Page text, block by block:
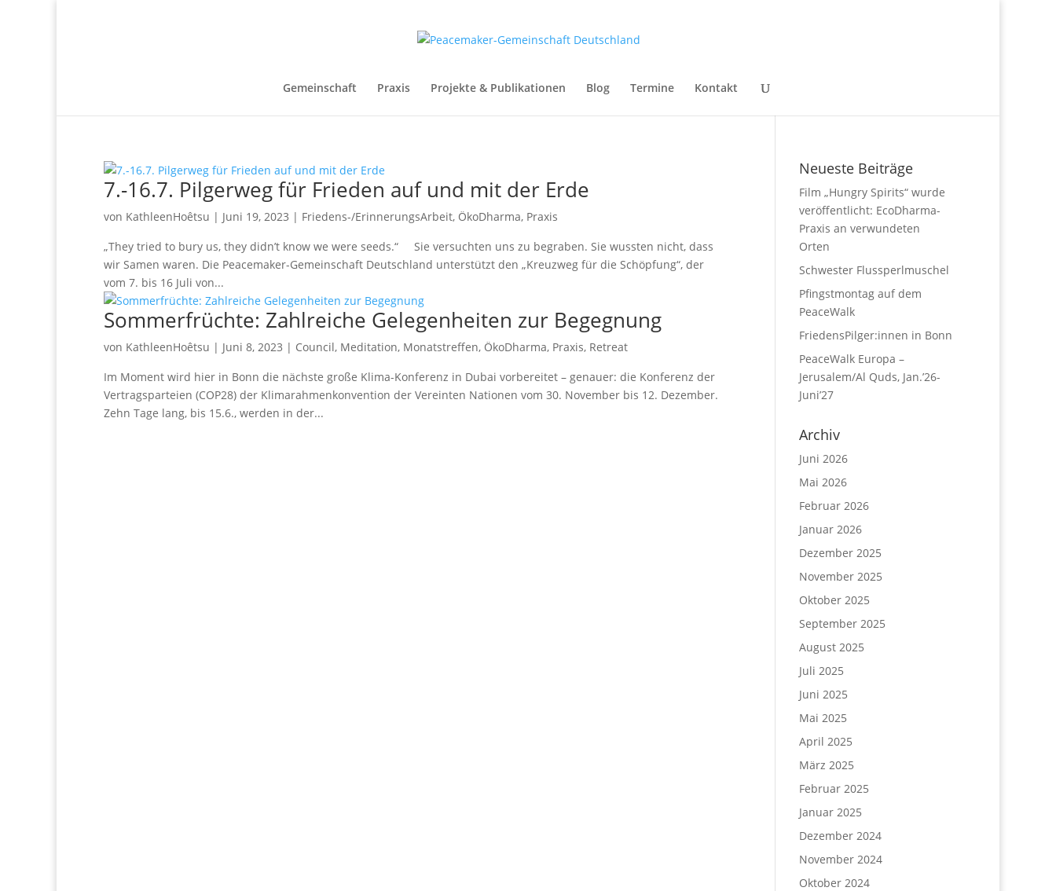
Gemeinschaft Praxis Projekte & Publikationen Blog Termine Kontakt
7.-16.7. Pilgerweg für Frieden auf und mit der Erde
von KathleenHoêtsu | Juni 19, 2023 | Friedens-/ErinnerungsArbeit, ÖkoDharma, Praxis
„They tried to bury us, they didn’t know we were seeds.“ Sie versuchten uns zu begraben. Sie wussten nicht, dass
wir Samen waren. Die Peacemaker-Gemeinschaft Deutschland unterstützt den „Kreuzweg für die Schöpfung“, der
vom 7. bis 16 Juli von...
Sommerfrüchte: Zahlreiche Gelegenheiten zur Begegnung
von KathleenHoêtsu | Juni 8, 2023 | Council, Meditation, Monatstreffen, ÖkoDharma, Praxis, Retreat
Im Moment wird hier in Bonn die nächste große Klima-Konferenz in Dubai vorbereitet – genauer: die Konferenz der
Vertragsparteien (COP28) der Klimarahmenkonvention der Vereinten Nationen vom 30. November bis 12. Dezember.
Zehn Tage lang, bis 15.6., werden in der...
Neueste Beiträge
Film „Hungry Spirits“ wurde
veröffentlicht: EcoDharma-
Praxis an verwundeten
Orten
Schwester Flussperlmuschel
Pfingstmontag auf dem
PeaceWalk
FriedensPilger:innen in Bonn
PeaceWalk Europa –
Jerusalem/Al Quds, Jan.’26-
Juni’27
Archiv
Juni 2026
Mai 2026
Februar 2026
Januar 2026
Dezember 2025
November 2025
Oktober 2025
September 2025
August 2025
Juli 2025
Juni 2025
Mai 2025
April 2025
März 2025
Februar 2025
Januar 2025
Dezember 2024
November 2024
Oktober 2024